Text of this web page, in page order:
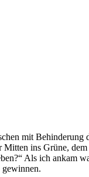
mit Behinderung
ins Grüne, dem
Als ich ankam
gewinnen.